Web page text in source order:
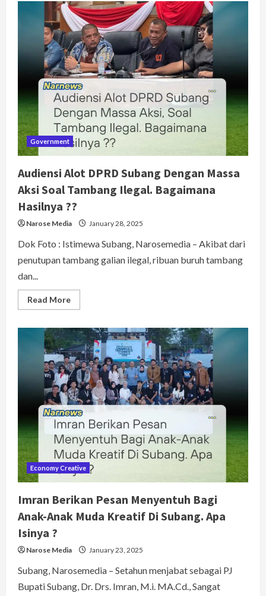
DPRD
Subang
‘Geram’
Ada
Postingan
Di
Akun
Tiktok
Infosubang.
Yang
Dinilai
HOAX
.
Government
Audiensi Alot DPRD Subang Dengan Massa
Aksi Soal Tambang Ilegal. Bagaimana
Hasilnya ??
Narose Media January 28, 2025
Dok Foto : Istimewa Subang, Narosemedia – Akibat dari
penutupan tambang galian ilegal, ribuan buruh tambang
dan...
Read MoreRead
more
Alot
DPRD
Subang
Dengan
Massa
Aksi
Soal
Tambang
Ilegal.
Bagaimana
Hasilnya
??
Economy Creative
Imran Berikan Pesan Menyentuh Bagi
Anak-Anak Muda Kreatif Di Subang. Apa
Isinya ?
Narose Media January 23, 2025
Subang, Narosemedia – Setahun menjabat sebagai PJ
Bupati Subang, Dr. Drs. Imran, M.i. MA.Cd., Sangat